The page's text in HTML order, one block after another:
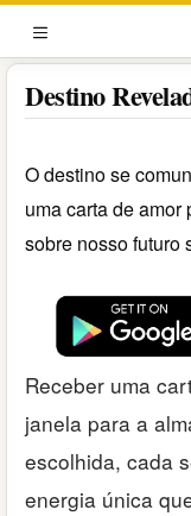
Pular
para
o
conteúdo
MENU
Destino
O destino se
uma carta de
sobre nosso futuro
Receber uma
janela para a
escolhida, cada
energia única